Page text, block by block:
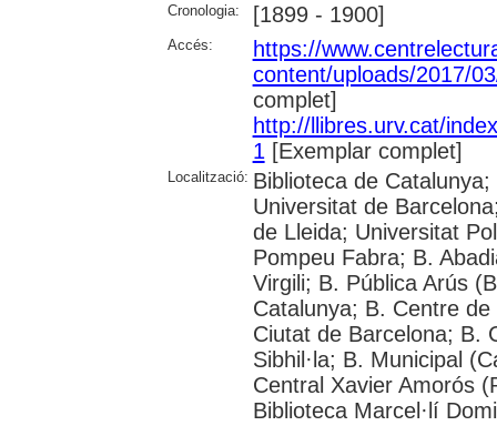
Cronologia: [1899 - 1900]
Accés:
https://
content/uploads/2017/
complet]
http://llibres.urv.cat/
1 [Exemplar complet]
Localització: Biblioteca de
Universitat de
de Lleida; Universitat
Pompeu Fabra; B.
Virgili; B. Pública Arús
Catalunya; B. Centre
Ciutat de Barcelona; B.
Sibhil·la; B. Municipal
Central Xavier Amorós
Biblioteca Marcel·lí